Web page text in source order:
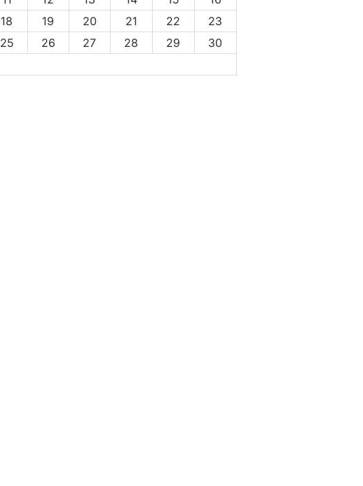
18 19 20 21 22
23
25 26 27 28 29
30